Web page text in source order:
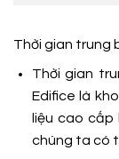
Thời gian trung
Thời gian
Edifice là
liệu cao
chúng ta có